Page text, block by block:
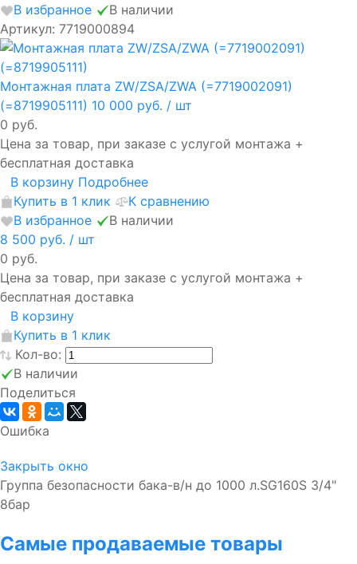
В избранное
В наличии
Артикул: 7719000894
Монтажная плата ZW/ZSA/ZWA (=7719002091)
(=8719905111) 10 000 руб. / шт
0 руб.
Цена за товар, при заказе с услугой монтажа +
бесплатная доставка
В корзину Подробнее
Купить в 1 клик
К сравнению
В избранное
В наличии
8 500 руб. / шт
0 руб.
Цена за товар, при заказе с услугой монтажа +
бесплатная доставка
В корзину
Купить в 1 клик
Кол-во:
В наличии
Поделиться
Ошибка
Закрыть окно
Группа безопасности бака-в/н до 1000 л.SG160S 3/4"
8бар
Самые продаваемые товары